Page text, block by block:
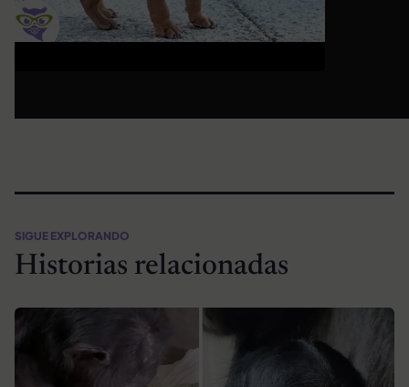
SIGUE EXPLORANDO
Historias relacionadas